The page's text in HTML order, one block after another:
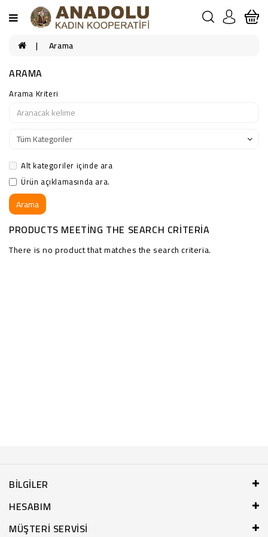
Arama
ARAMA
Arama Kriteri
Alt kategoriler içinde ara
Ürün açıklamasında ara.
PRODUCTS MEETING THE SEARCH CRITERIA
There is no product that matches the search criteria.
BILGILER
HESABIM
MÜŞTERI SERVISI